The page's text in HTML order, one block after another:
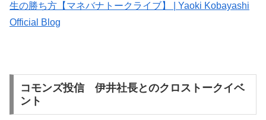
生の勝ち方【マネバナトークライブ】 | Yaoki Kobayashi
Official Blog
コモンズ投信 伊井社長とのクロストークイベ
ント